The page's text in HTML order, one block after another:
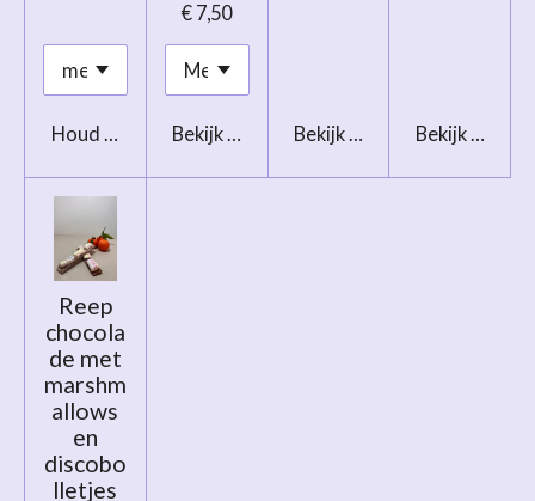
Houd mij op de hoogte
€ 7,50
Bekijk details Bekijk details Bekijk details
Reep
chocola
de met
marshm
allows
en
discobo
lletjes